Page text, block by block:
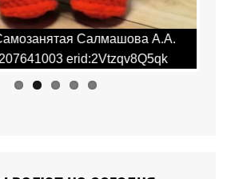
Салмашова А.А.
erid:2Vtzqv8Q5qk